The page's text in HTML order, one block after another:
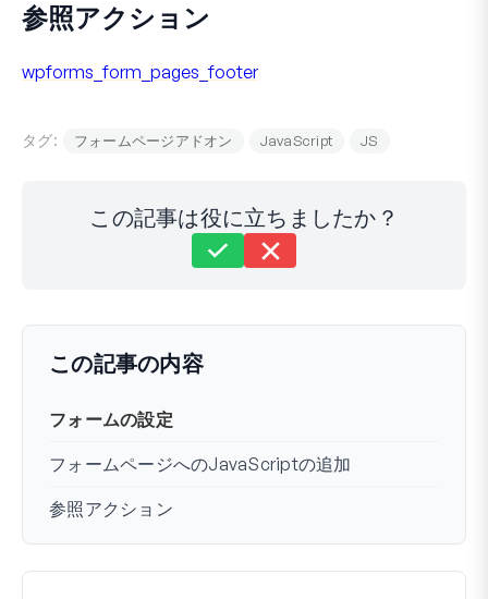
参照アクション
wpforms_form_pages_footer
タグ: フォームページアドオン JavaScript JS
この記事は役に立ちましたか？
最終更新日 2024年12月02日
この記事の内容
フォームの設定
フォームページへのJavaScriptの追加
参照アクション